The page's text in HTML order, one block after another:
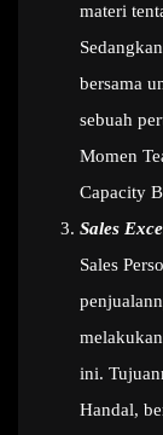
materi
bersama
sebuah
Momen
Capacity
Sales
Sales
ini.
Handal,